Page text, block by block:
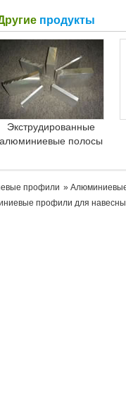
продукты
Экструдированные
алюминиевые полосы
профили »
профили для